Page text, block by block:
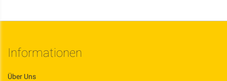
Informationen
Über Uns